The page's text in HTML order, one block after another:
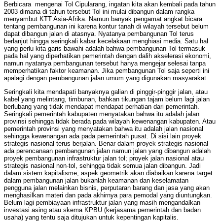
Berbicara mengenai Tol Cipularang, ingatan kita akan kembali pada tahun
2003 dimana di tahun tersebut Tol ini mulai dibangun dalam rangka
menyambut KTT Asia-Afrika. Namun banyak pengamat angkat bicara
tentang pembangunan ini karena kontur tanah di wilayah tersebut belum
dapat dibangun jalan di atasnya. Nyatanya pembangunan Tol terus
berlanjut hingga seringkali kabar kecelakaan menghiasi media. Satu hal
yang perlu kita garis bawahi adalah bahwa pembangunan Tol termasuk
pada hal yang diperhatikan pemerintah dengan dalih akselerasi ekonomi,
namun nyatanya pembangunan tersebut hanya mengejar selesai tanpa
memperhatikan faktor keamanan. Jika pembangunan Tol saja seperti ini
apalagi dengan pembangunan jalan umum yang digunakan masyarakat.
Seringkali kita mendapati banyaknya galian di pinggir-pinggir jalan, atau
kabel yang melintang, timbunan, bahkan tikungan tajam belum lagi jalan
berlubang yang tidak mendapat mendapat perhatian dari pemerintah.
Seringkali pemerintah kabupaten menyatakan bahwa itu adalah jalan
provinsi sehingga tidak berada pada wilayah kewenangan kabupaten. Atau
pemerintah provinsi yang menyatakan bahwa itu adalah jalan nasional
sehingga kewenangan ada pada pemerintah pusat. Di sisi lain proyek
strategis nasional terus berjalan. Benar dalam proyek strategis nasional
ada perencanaan pembangunan jalan namun jalan yang dibangun adalah
proyek pembangunan infrastruktur jalan tol; proyek jalan nasional atau
strategis nasional non-tol, sehingga tidak semua jalan dibangun. Jadi
dalam sistem kapitalisme, aspek geometrik akan diabaikan karena target
dalam pembangunan jalan bukanlah keamanan dan keselamatan
pengguna jalan melainkan bisnis, perputaran barang dan jasa yang akan
menghasilkan materi dan pada akhirnya para pemodal yang diuntungkan.
Belum lagi pembiayaan infrastruktur jalan yang masih mengandalkan
investasi asing atau skema KPBU (kerjasama pemerintah dan badan
usaha) yang tentu saja ditujukan untuk kepentingan kapitalis.